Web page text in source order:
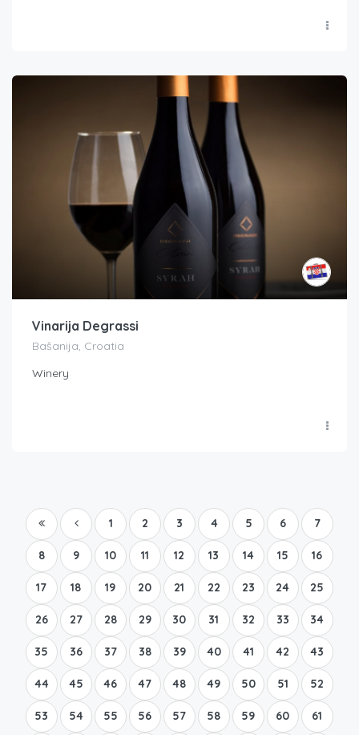
Vinarija Degrassi
Bašanija, Croatia
Winery
1 2 3 4 5 6 7
8 9 10 11 12 13 14 15 16
17 18 19 20 21 22 23 24 25
26 27 28 29 30 31 32 33 34
35 36 37 38 39 40 41 42 43
44 45 46 47 48 49 50 51 52
53 54 55 56 57 58 59 60 61